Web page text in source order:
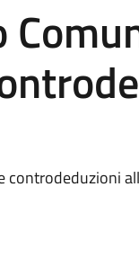
controdeduzioni